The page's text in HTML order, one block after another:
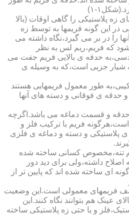
۱)
زه پلاستیکی را گاهی اوقات (بالا
در این گونه فریمها به توسط زه
را در بر می گیرد،نگاه داشته می
که فریم،ریم لس به نظر
حدقه ی بالایی فریم جفت می
جزیی است،که به وسیله ی
طور معمول فریمهایی هستند
حدقه ی فوقانی و دسته های آنها
و قسمت دماغه می باشد.اگرچه
فریم با ترکیب فلز و
ی پلاستیکی و دسته و دماغه ی فلزی
تنه،مخصوص کسانی ساخته شده
اصلاح داشته،ولی برای دید دور
ای ساخته شده اند که پایین تر از
نصف فریمهای معمولی است.این وضعیت
عینک هم بتوانند نگاه کنند.این
و یا حتی زه پلاستیکی ساخته